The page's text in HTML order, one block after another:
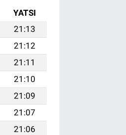
YATSI
21:13
21:12
21:11
21:10
21:09
21:07
21:06